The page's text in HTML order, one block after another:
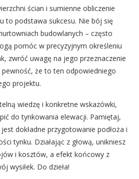
ścian i sumienne obliczenie
to podstawa sukcesu. Nie bój się
budowlanych – często
pomóc w precyzyjnym określeniu
zwróć uwagę na jego przeznaczenie
pewność, że to ten odpowiedniego
projektu.
wiedzę i konkretne wskazówki,
do tynkowania elewacji. Pamiętaj,
dokładne przygotowanie podłoża i
tynku. Działając z głową, unikniesz
i kosztów, a efekt końcowy z
wysiłek. Do dzieła!